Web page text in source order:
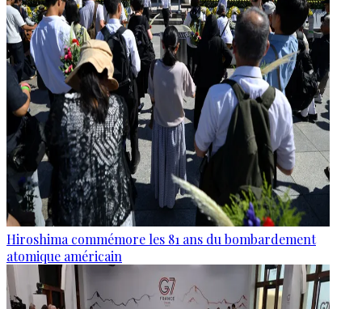
Hiroshima commémore les 81 ans du bombardement
atomique américain